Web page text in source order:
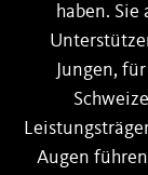
International
Jobs
Kontakt
haben.
Jungen,
Augen